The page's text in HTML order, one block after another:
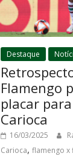
Destaque
Flamengo
placar
Carioca
16/03/2025
Carioca,flamengo x